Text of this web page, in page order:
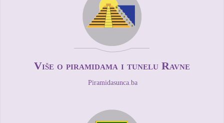
Više o piramidama i tunelu Ravne
Piramidasunca.ba